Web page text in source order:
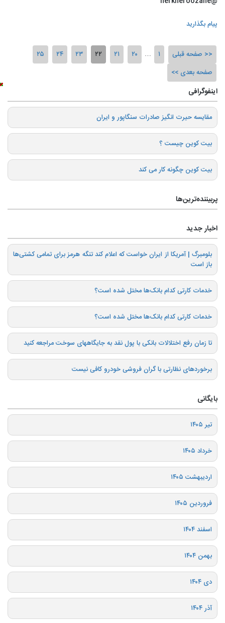
پیام بگذارید
صفحه قبلی … ۲۰ ۲۱ ۲۲ ۲۳ ۲۴
۲۵
صفحه بعدی
اینفوگرافی
️مقایسه حیرت انگیز صادرات سنگاپور و ایران
بیت کوین چیست ؟
بیت کوین چگونه کار می کند
پربیننده‌ترین‌ها
اخبار جدید
بلومبرگ | آمریکا از ایران خواست که اعلام کند تنگه هرمز برای تمامی کشتی‌ها
باز است
خدمات کارتی کدام بانک‌ها مختل شده است؟
خدمات کارتی کدام بانک‌ها مختل شده است؟
تا زمان رفع اختلالات بانکی با پول نقد به جایگاههای سوخت مراجعه کنید
برخوردهای نظارتی با گران فروشی خودرو کافی نیست
بایگانی
تیر ۱۴۰۵
خرداد ۱۴۰۵
اردیبهشت ۱۴۰۵
فروردین ۱۴۰۵
اسفند ۱۴۰۴
بهمن ۱۴۰۴
دی ۱۴۰۴
آذر ۱۴۰۴